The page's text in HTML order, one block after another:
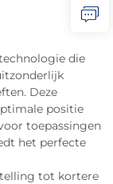
die
Deze
positie
toepassingen
het perfecte
tot kortere